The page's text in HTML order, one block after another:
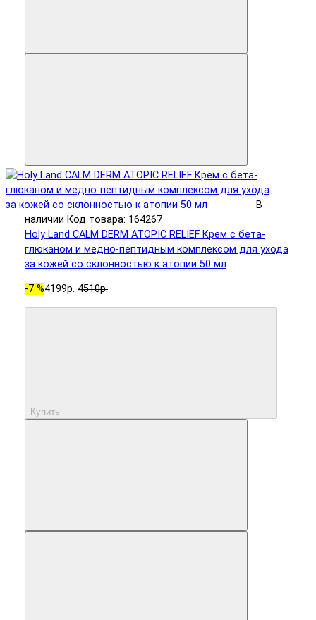
В
наличии Код товара: 164267
Holy Land CALM DERM ATOPIC RELIEF Крем с бета-
глюканом и медно-пептидным комплексом для ухода
за кожей со склонностью к атопии 50 мл
-7 %4199р. 4510р.
Купить